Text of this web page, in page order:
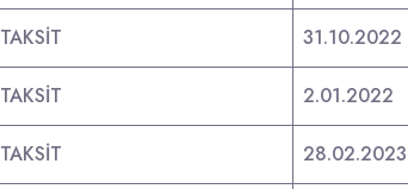
TAKSİT 31.10.2022
TAKSİT 2.01.2022
TAKSİT 28.02.2023